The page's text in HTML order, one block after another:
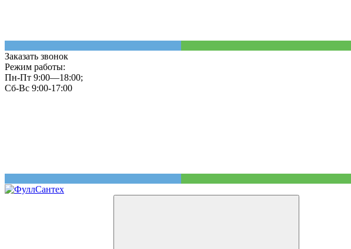
Заказать звонок
Режим работы:
Пн-Пт 9:00—18:00;
Сб-Вс 9:00-17:00